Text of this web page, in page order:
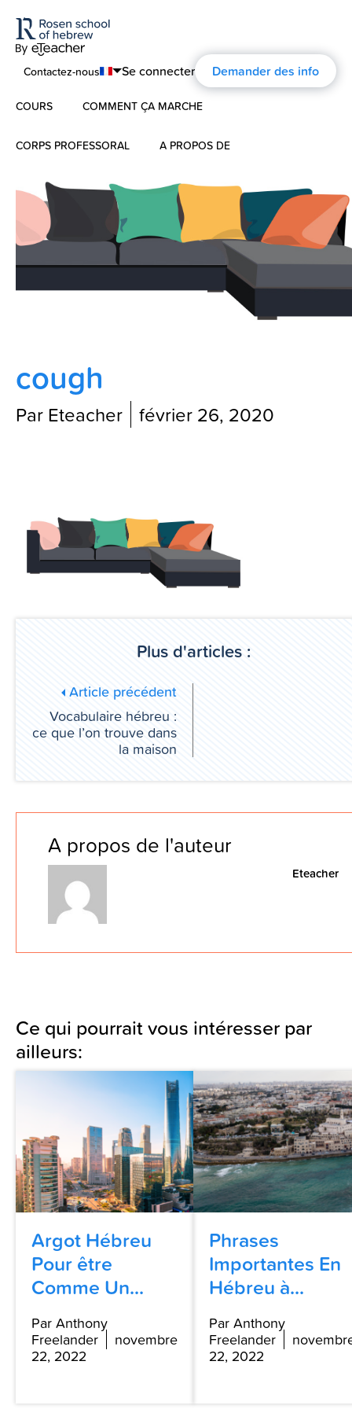
Contactez-nous
English
Português
Français
Deutsch
Русский
Se connecter Demander des info
COURS
Hébreu Moderne
L’hébreu pour les enfants
Hébreu Biblique
COMMENT ÇA MARCHE
CORPS PROFESSORAL A PROPOS DE
À propos
Commentaires
L’histoire d’ Aharon Rosen
Blog
cough
Par Eteacher février 26, 2020
Plus d'articles :
Article précédent
Vocabulaire hébreu :
ce que l’on trouve dans
la maison
A propos de l'auteur
Eteacher
Ce qui pourrait vous intéresser par
ailleurs:
Argot Hébreu
Pour être
Comme Un...
Par Anthony
Freelander
novembre
22, 2022
Phrases
Importantes En
Hébreu à...
Par Anthony
Freelander
22, 2022